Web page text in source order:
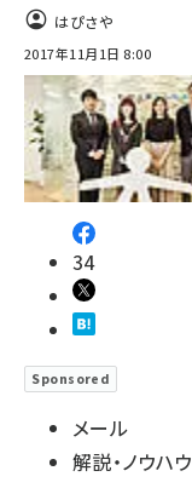
はぴさや
2017年11月1日 8:00
34
Sponsored
メール
解説・ノウハウ